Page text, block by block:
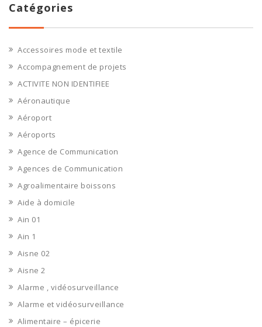
Catégories
Accessoires mode et textile
Accompagnement de projets
ACTIVITE NON IDENTIFIEE
Aéronautique
Aéroport
Aéroports
Agence de Communication
Agences de Communication
Agroalimentaire boissons
Aide à domicile
Ain 01
Ain 1
Aisne 02
Aisne 2
Alarme , vidéosurveillance
Alarme et vidéosurveillance
Alimentaire – épicerie